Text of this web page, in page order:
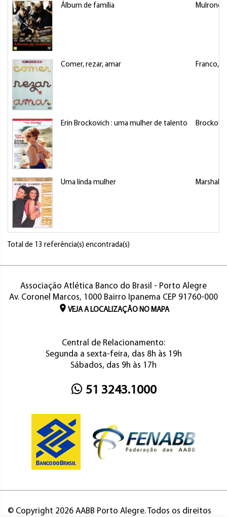
Álbum de família
Comer, rezar, amar Franco,
Erin Brockovich : uma mulher de talento
Uma linda mulher Marshall,
Total de 13 referência(s) encontrada(s)
Associação Atlética Banco do Brasil - Porto Alegre
Av. Coronel Marcos, 1000 Bairro Ipanema CEP 91760-000
VEJA A LOCALIZAÇÃO NO MAPA
Central de Relacionamento:
Segunda a sexta-feira, das 8h às 19h
Sábados, das 9h às 17h
51 3243.1000
© Copyright 2026 AABB Porto Alegre. Todos os direitos